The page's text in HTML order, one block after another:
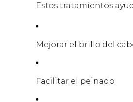
Estos tratamientos
Mejorar el brillo del
Facilitar el peinado